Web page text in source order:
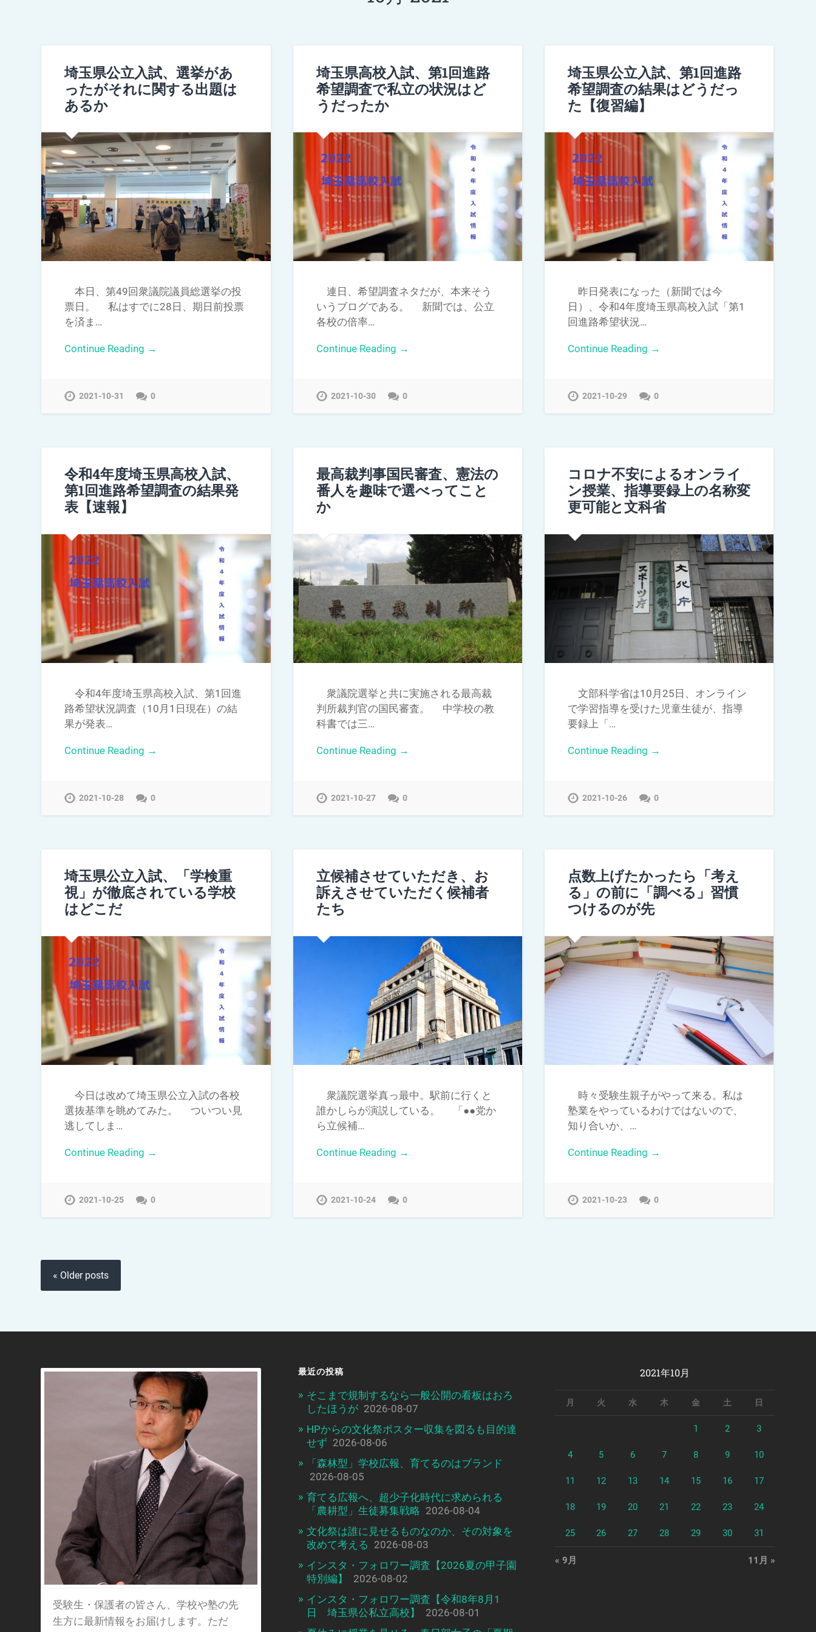
埼玉県公立入試、選挙があ
ったがそれに関する出題は
あるか
本日、第49回衆議院議員総選挙の投
票日。 私はすでに28日、期日前投票
を済ま…
Continue Reading →
2021-10-31 0
埼玉県高校入試、第1回進路
希望調査で私立の状況はど
うだったか
連日、希望調査ネタだが、本来そう
いうブログである。 新聞では、公立
各校の倍率…
Continue Reading →
2021-10-30 0
埼玉県公立入試、第1回進路
希望調査の結果はどうだっ
た【復習編】
昨日発表になった（新聞では今
日）、令和4年度埼玉県高校入試「第1
回進路希望状況…
Continue Reading →
2021-10-29 0
令和4年度埼玉県高校入試、
第1回進路希望調査の結果発
表【速報】
令和4年度埼玉県高校入試、第1回進
路希望状況調査（10月1日現在）の結
果が発表…
Continue Reading →
2021-10-28 0
最高裁判事国民審査、憲法の
番人を趣味で選べってこと
か
衆議院選挙と共に実施される最高裁
判所裁判官の国民審査。 中学校の教
科書では三…
Continue Reading →
2021-10-27 0
コロナ不安によるオンライ
ン授業、指導要録上の名称変
更可能と文科省
文部科学省は10月25日、オンライン
で学習指導を受けた児童生徒が、指導
要録上「…
Continue Reading →
2021-10-26 0
埼玉県公立入試、「学検重
視」が徹底されている学校
はどこだ
今日は改めて埼玉県公立入試の各校
選抜基準を眺めてみた。 ついつい見
逃してしま…
Continue Reading →
2021-10-25 0
立候補させていただき、お
訴えさせていただく候補者
たち
衆議院選挙真っ最中。駅前に行くと
誰かしらが演説している。 「●●党か
ら立候補…
Continue Reading →
2021-10-24 0
点数上げたかったら「考え
る」の前に「調べる」習慣
つけるのが先
時々受験生親子がやって来る。私は
塾業をやっているわけではないので、
知り合いか、…
Continue Reading →
2021-10-23 0
« Older posts
受験生・保護者の皆さん、学校や塾の先
生方に最新情報をお届けします。ただ
最近の投稿
そこまで規制するなら一般公開の看板はおろ
したほうが 2026-08-07
HPからの文化祭ポスター収集を図るも目的達
せず 2026-08-06
「森林型」学校広報、育てるのはブランド
2026-08-05
育てる広報へ、超少子化時代に求められる
「農耕型」生徒募集戦略 2026-08-04
文化祭は誰に見せるものなのか、その対象を
改めて考える 2026-08-03
インスタ・フォロワー調査【2026夏の甲子園
特別編】
2026-08-02
インスタ・フォロワー調査【令和8年8月1
日 埼玉県公私立高校】
2026-08-01
2021年10月
月 火 水 木 金 土 日
1 2 3
4 5 6 7 8 9 10
11 12 13 14 15 16 17
18 19 20 21 22 23 24
25 26 27 28 29 30 31
« 9月 11月 »